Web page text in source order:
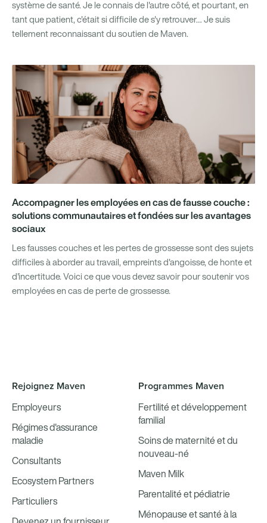
système de santé. Je le connais de l'autre côté, et pourtant, en
tant que patient, c'était si difficile de s'y retrouver… Je suis
tellement reconnaissant du soutien de Maven.
Accompagner les employées en cas de fausse couche :
solutions communautaires et fondées sur les avantages
sociaux
Les fausses couches et les pertes de grossesse sont des sujets
difficiles à aborder au travail, empreints d'angoisse, de honte et
d'incertitude. Voici ce que vous devez savoir pour soutenir vos
employées en cas de perte de grossesse.
Rejoignez Maven
Employeurs
Régimes d'assurance
maladie
Consultants
Ecosystem Partners
Particuliers
Programmes Maven
Fertilité et développement
familial
Soins de maternité et du
nouveau-né
Maven Milk
Parentalité et pédiatrie
Ménopause et santé à la